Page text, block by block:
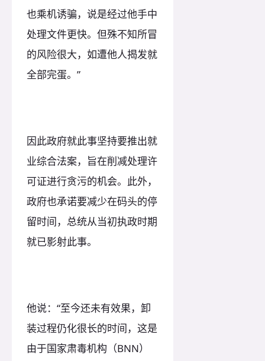
也乘机诱骗，说是经过他手中
处理文件更快。但殊不知所冒
的风险很大，如遭他人揭发就
全部完蛋。”
因此政府就此事坚持要推出就
业综合法案，旨在削减处理许
可证进行贪污的机会。此外，
政府也承诺要减少在码头的停
留时间，总统从当初执政时期
就已影射此事。
他说：“至今还未有效果，卸
装过程仍化很长的时间，这是
由于国家肃毒机构（BNN）